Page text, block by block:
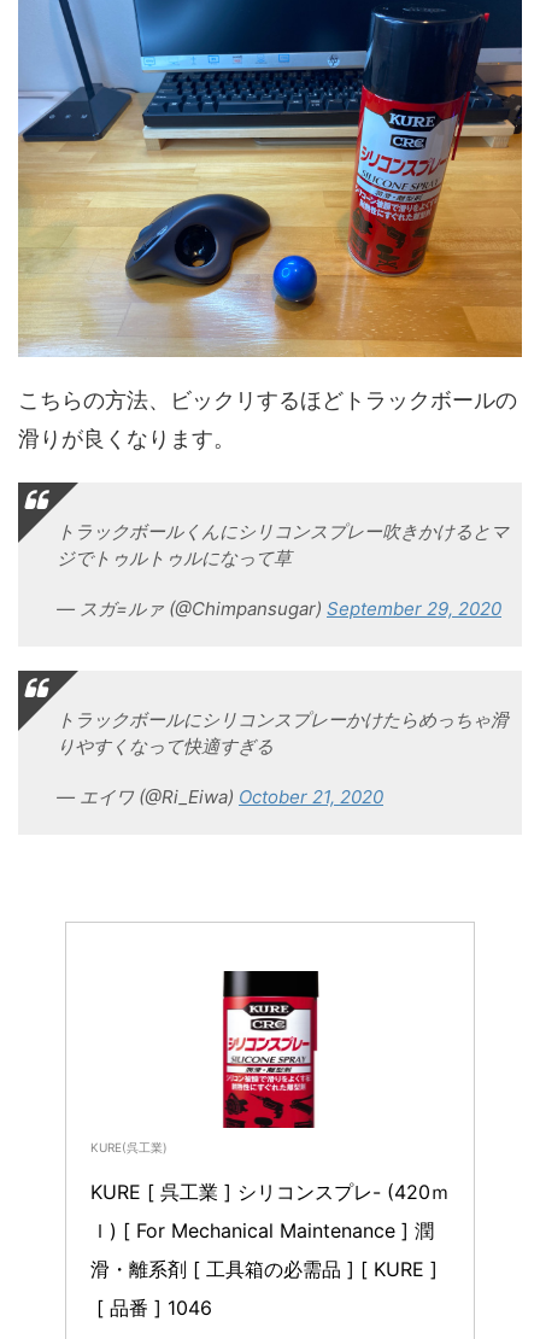
こちらの方法、ビックリするほどトラックボールの
滑りが良くなります。
トラックボールくんにシリコンスプレー吹きかけるとマ
ジでトゥルトゥルになって草
— スガ=ルァ (@Chimpansugar) September 29, 2020
トラックボールにシリコンスプレーかけたらめっちゃ滑
りやすくなって快適すぎる
— エイワ (@Ri_Eiwa) October 21, 2020
KURE(呉工業)
KURE [ 呉工業 ] シリコンスプレ- (420ｍ
ｌ) [ For Mechanical Maintenance ] 潤
滑・離系剤 [ 工具箱の必需品 ] [ KURE ]
[ 品番 ] 1046